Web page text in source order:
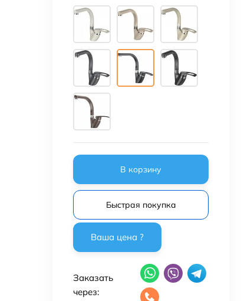
В корзину
Быстрая покупка
Заказать
через: